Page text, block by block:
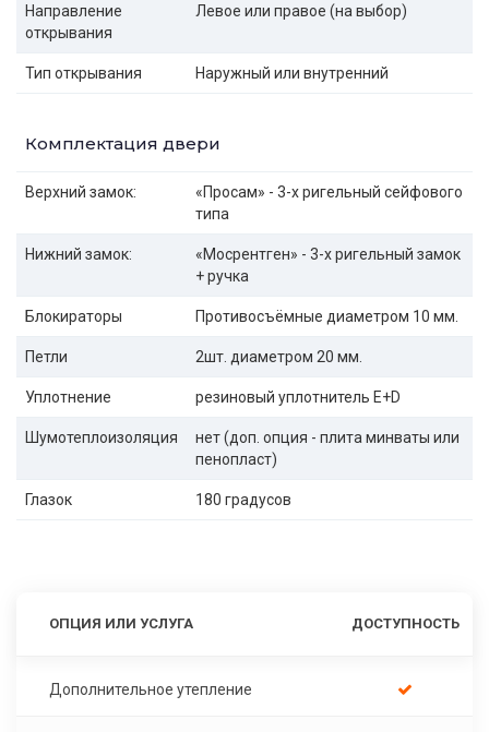
Направление
открывания
Левое или правое (на выбор)
Тип открывания Наружный или внутренний
Комплектация двери
Верхний замок:
«Просам» - 3-х ригельный сейфового
типа
Нижний замок:
«Мосрентген» - 3-х ригельный замок
+ ручка
Блокираторы Противосъёмные диаметром 10 мм.
Петли 2шт. диаметром 20 мм.
Уплотнение резиновый уплотнитель E+D
Шумотеплоизоляция
нет (доп. опция - плита минваты или
пенопласт)
Глазок 180 градусов
ОПЦИЯ ИЛИ УСЛУГА ДОСТУПНОСТЬ
Дополнительное утепление